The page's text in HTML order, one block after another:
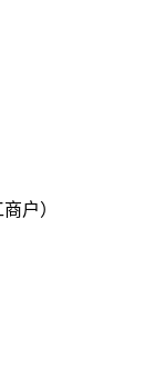
户）